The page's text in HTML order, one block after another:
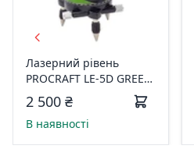
Лазерний рівень
PROCRAFT LE-5D GREEN
LINE 000033
2 500 ₴
В наявності